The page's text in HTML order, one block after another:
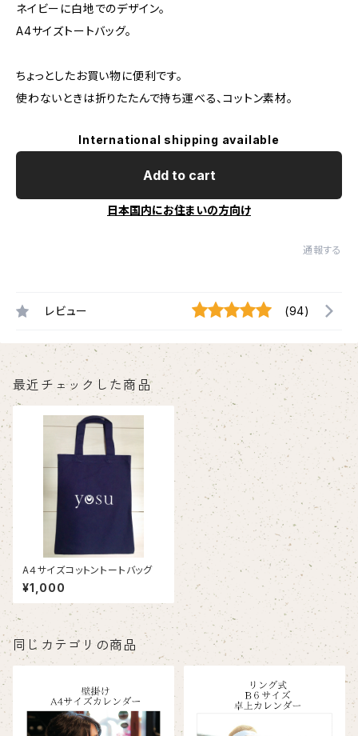
ネイビーに白地でのデザイン。
A4サイズトートバッグ。
ちょっとしたお買い物に便利です。
使わないときは折りたたんで持ち運べる、コットン素材。
International shipping available
Add to cart
日本国内にお住まいの方向け
通報する
レビュー (94)
最近チェックした商品
A４サイズコットントートバッグ
¥1,000
同じカテゴリの商品